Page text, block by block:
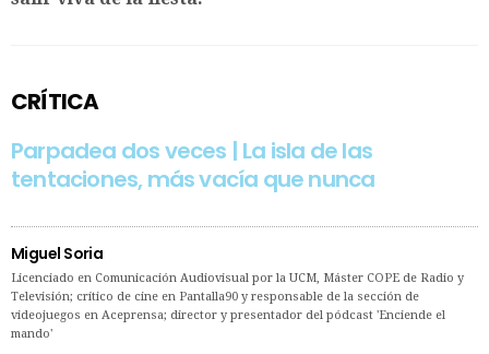
CRÍTICA
Parpadea dos veces | La isla de las
tentaciones, más vacía que nunca
Miguel Soria
Licenciado en Comunicación Audiovisual por la UCM, Máster COPE de Radio y
Televisión; crítico de cine en Pantalla90 y responsable de la sección de
videojuegos en Aceprensa; director y presentador del pódcast 'Enciende el
mando'